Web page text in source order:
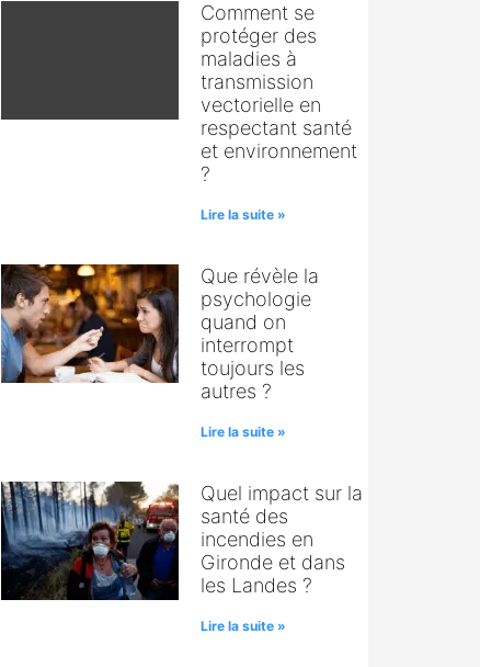
Comment se
protéger des
maladies à
transmission
vectorielle en
respectant santé
et environnement
?
Lire la suite »
Que révèle la
psychologie
quand on
interrompt
toujours les
autres ?
Lire la suite »
Quel impact sur la
santé des
incendies en
Gironde et dans
les Landes ?
Lire la suite »